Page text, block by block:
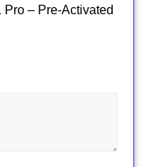
Pro – Pre-Activated